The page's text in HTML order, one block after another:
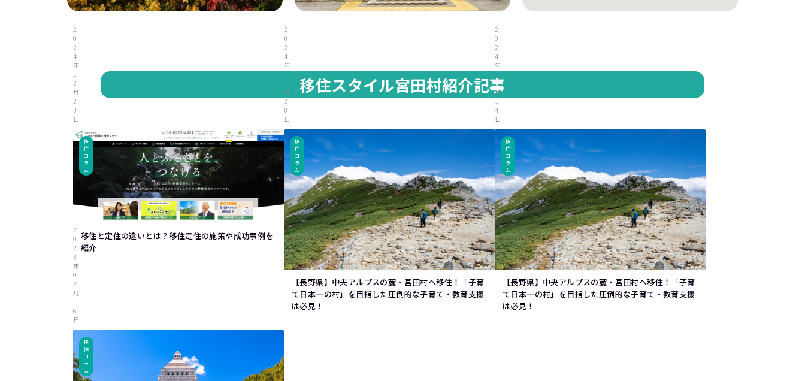
移住スタイル宮田村紹介記事
移
住
コ
ラ
ム
移住と定住の違いとは？移住定住の施策や成功事例を
紹介
2
0
2
4
年
1
2
月
2
3
日
移
住
コ
ラ
ム
【長野県】中央アルプスの麓・宮田村へ移住！「子育
て日本一の村」を目指した圧倒的な子育て・教育支援
は必見！
2
0
2
4
年
1
1
月
2
8
日
移
住
コ
ラ
ム
【長野県】中央アルプスの麓・宮田村へ移住！「子育
て日本一の村」を目指した圧倒的な子育て・教育支援
は必見！
2
0
2
4
年
1
1
月
1
4
日
移
住
コ
ラ
ム
2
0
2
3
年
0
2
月
1
6
日